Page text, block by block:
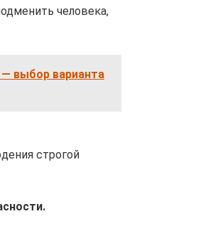
человека,
— выбор варианта
строгой